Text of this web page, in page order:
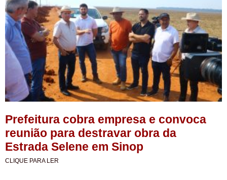
Prefeitura cobra empresa e convoca
reunião para destravar obra da
Estrada Selene em Sinop
CLIQUE PARA LER